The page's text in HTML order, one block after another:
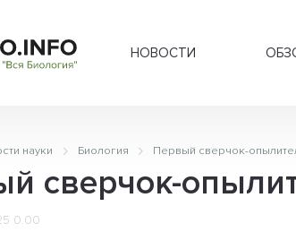
НОВОСТИ
науки Биология Первый сверчок-
сверчок-
0.00